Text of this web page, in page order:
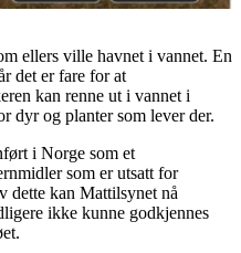
ellers ville havnet i vannet. En
det er fare for at
kan renne ut i vannet i
dyr og planter som lever der.
i Norge som et
som er utsatt for
dette kan Mattilsynet nå
ikke kunne godkjennes